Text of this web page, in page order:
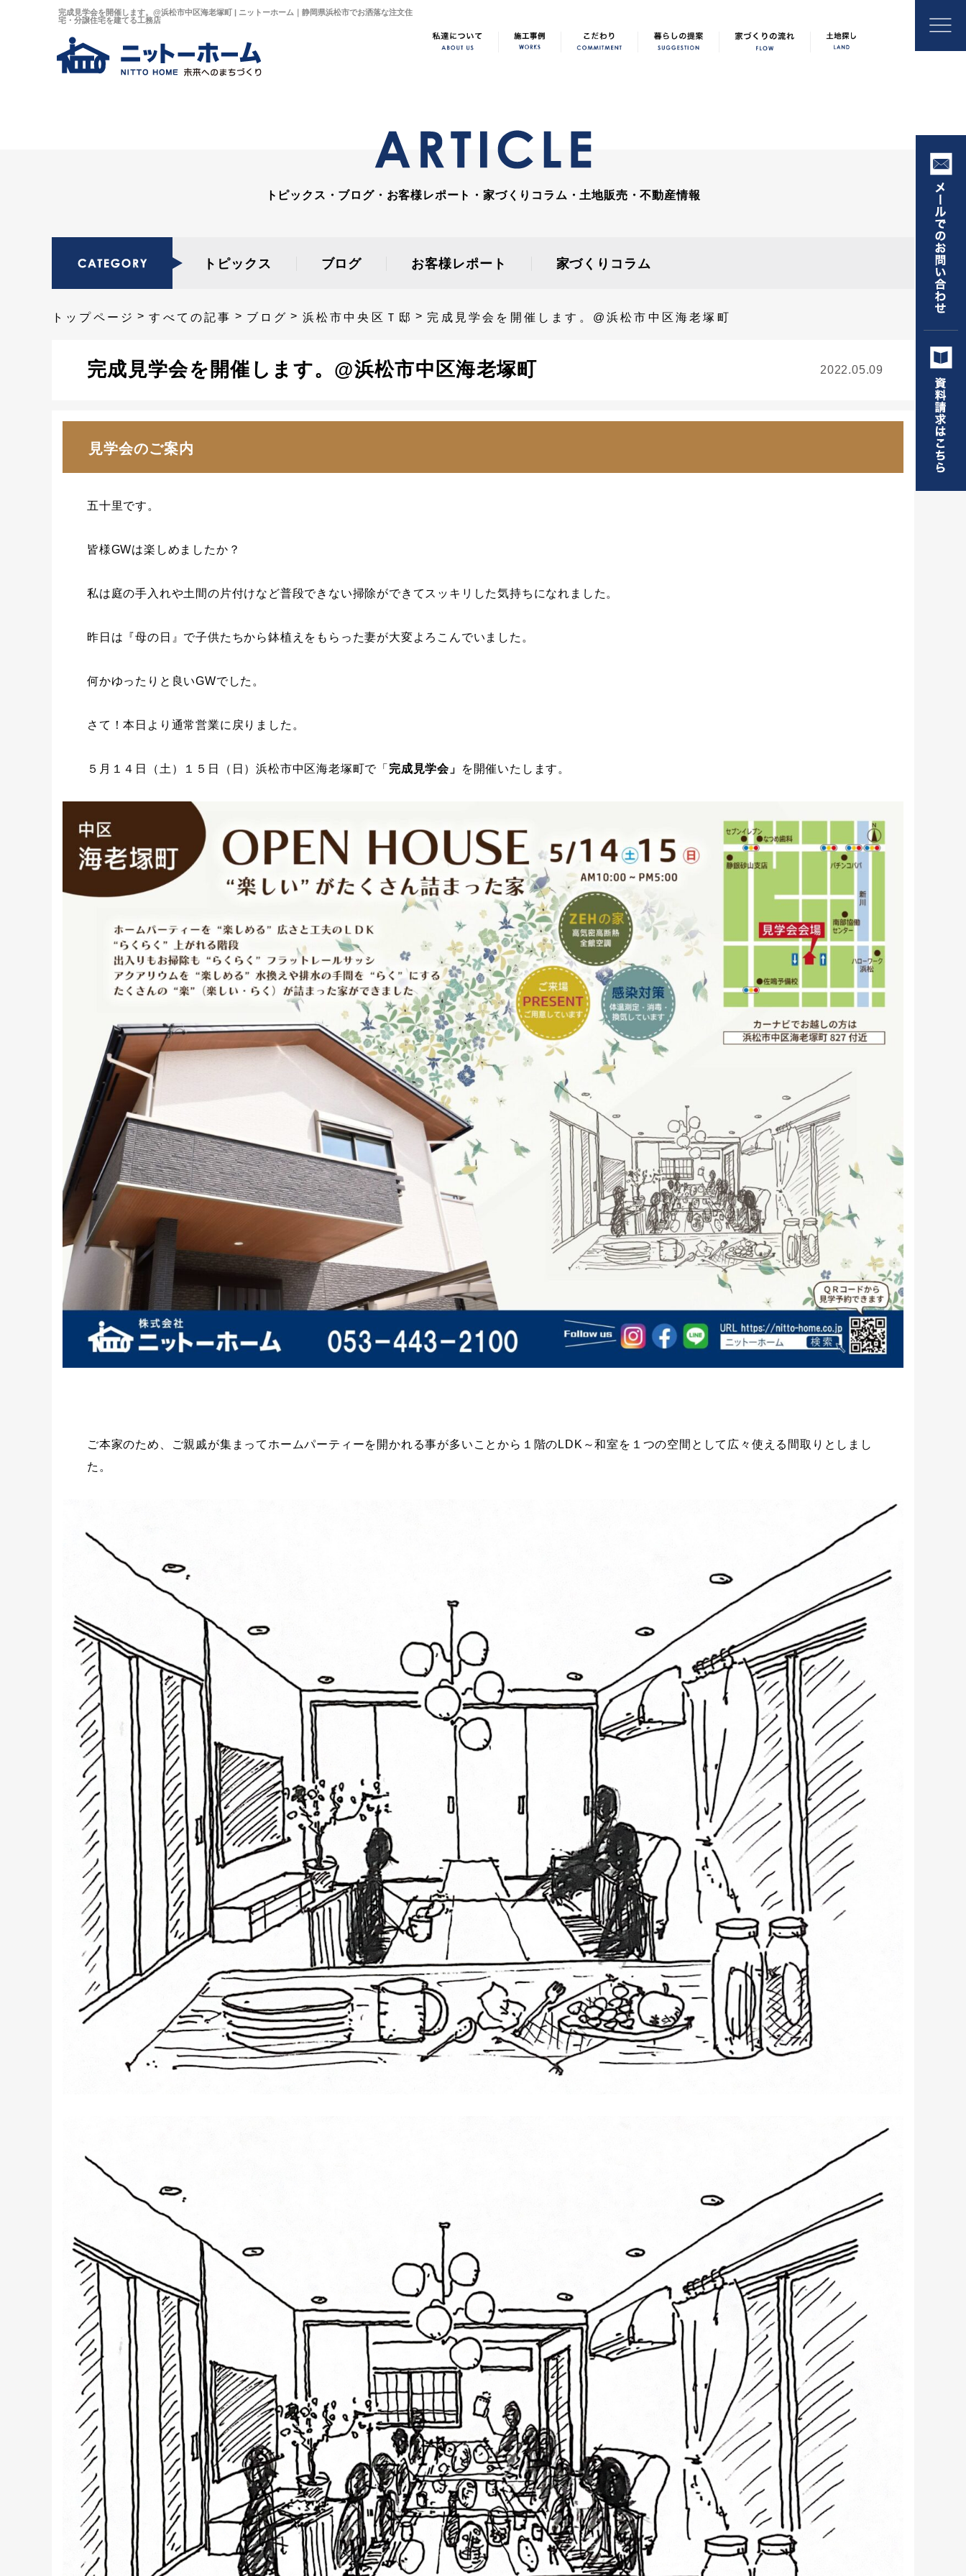
完成見学会を開催します。@浜松市中区海老塚町 | ニットーホーム｜静岡県浜松市でお洒落な注文住
宅・分譲住宅を建てる工務店
トピックス・ブログ・お客様レポート・家づくりコラム・土地販売・不動産情報
トピックス ブログ お客様レポート 家づくりコラム
トップページ すべての記事 ブログ 浜松市中央区Ｔ邸 完成見学会を開催します。@浜松市中区海老塚町
完成見学会を開催します。@浜松市中区海老塚町 2022.05.09
見学会のご案内
五十里です。
皆様GWは楽しめましたか？
私は庭の手入れや土間の片付けなど普段できない掃除ができてスッキリした気持ちになれました。
昨日は『母の日』で子供たちから鉢植えをもらった妻が大変よろこんでいました。
何かゆったりと良いGWでした。
さて！本日より通常営業に戻りました。
５月１４日（土）１５日（日）浜松市中区海老塚町で「 完成見学会」 を開催いたします。
ご本家のため、ご親戚が集まってホームパーティーを開かれる事が多いことから１階のLDK～和室を１つの空間として広々使える間取りとしまし
た。